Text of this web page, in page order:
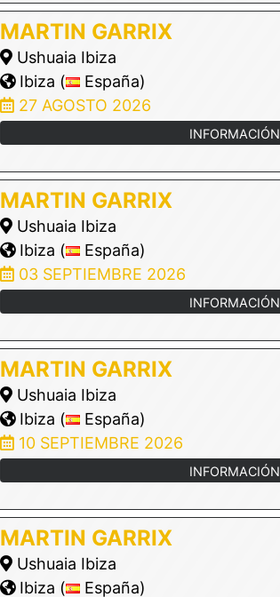
MARTIN GARRIX
Ushuaia Ibiza
Ibiza (
España)
27 AGOSTO 2026
MARTIN GARRIX
Ushuaia Ibiza
Ibiza (
España)
03 SEPTIEMBRE 2026
MARTIN GARRIX
Ushuaia Ibiza
Ibiza (
España)
10 SEPTIEMBRE 2026
MARTIN GARRIX
Ushuaia Ibiza
Ibiza (
España)